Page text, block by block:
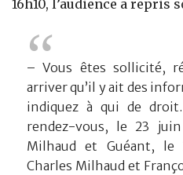
16h10, l’audience a repris
– Vous êtes sollicité,
arriver qu’il y ait des
indiquez à qui de
rendez-vous, le 23
Milhaud et Guéant,
Charles Milhaud et